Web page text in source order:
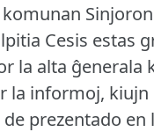
Cesis estas
la alta ĝenerala
la informoj, kiujn
prezentado en